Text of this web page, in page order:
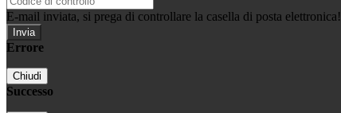
E-mail inviata, si prega di controllare la casella di posta elettronica!
Errore
Chiudi
Successo